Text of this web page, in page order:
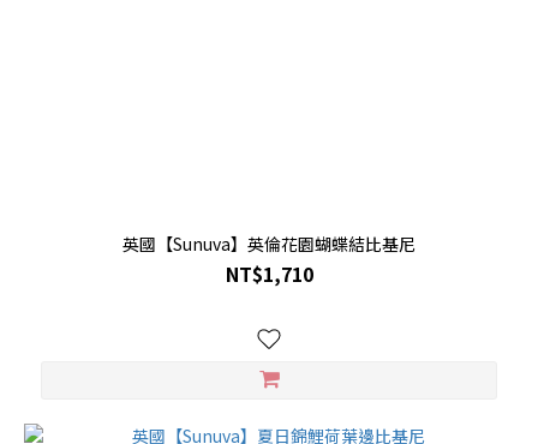
英國【Sunuva】英倫花園蝴蝶結比基尼
NT$1,710